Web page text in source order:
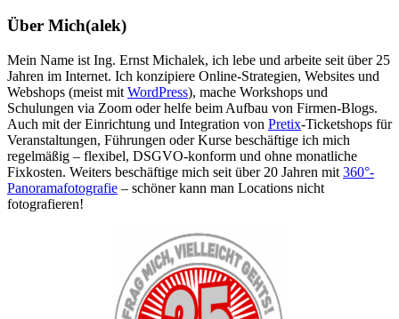
Über Mich(alek)
Mein Name ist Ing. Ernst Michalek, ich lebe und arbeite seit über 25
Jahren im Internet. Ich konzipiere Online-Strategien, Websites und
Webshops (meist mit WordPress), mache Workshops und
Schulungen via Zoom oder helfe beim Aufbau von Firmen-Blogs.
Auch mit der Einrichtung und Integration von Pretix-Ticketshops für
Veranstaltungen, Führungen oder Kurse beschäftige ich mich
regelmäßig – flexibel, DSGVO-konform und ohne monatliche
Fixkosten. Weiters beschäftige mich seit über 20 Jahren mit 360°-
Panoramafotografie – schöner kann man Locations nicht
fotografieren!